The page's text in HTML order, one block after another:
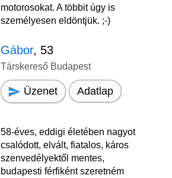
motorosokat. A többit úgy is
személyesen eldöntjük. ;-)
Gábor, 53
Társkereső Budapest
Üzenet Adatlap
58-éves, eddigi életében nagyot
csalódott, elvált, fiatalos, káros
szenvedélyektől mentes,
budapesti férfiként szeretném